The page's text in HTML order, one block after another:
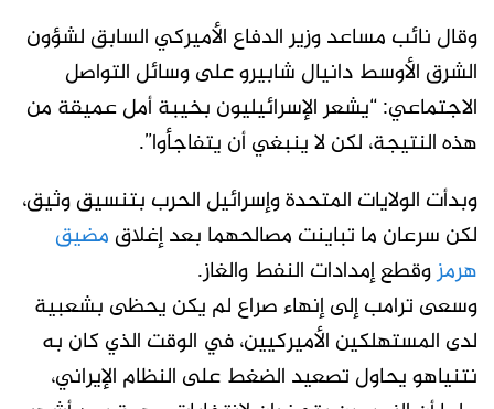
وقال نائب مساعد وزير الدفاع الأميركي السابق لشؤون
الشرق الأوسط دانيال شابيرو على وسائل التواصل
الاجتماعي: “يشعر الإسرائيليون بخيبة أمل عميقة من
هذه النتيجة، لكن لا ينبغي أن يتفاجأوا”.
وبدأت الولايات المتحدة وإسرائيل الحرب بتنسيق وثيق،
لكن سرعان ما تباينت مصالحهما بعد إغلاق مضيق
هرمزوقطع إمدادات النفط والغاز.
وسعى ترامب إلى إنهاء صراع لم يكن يحظى بشعبية
لدى المستهلكين الأميركيين، في الوقت الذي كان به
نتنياهو يحاول تصعيد الضغط على النظام الإيراني،